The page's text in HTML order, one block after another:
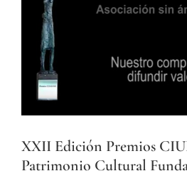
grande
XXII Edición Premios
Patrimonio Cultural